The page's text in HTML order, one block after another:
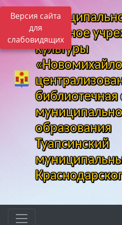
Версия сайта
для
слабовидящихказенное
культуры
библиотечная
образования
Туапсинский